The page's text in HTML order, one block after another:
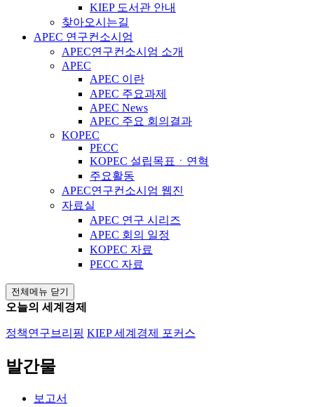
KIEP 도서관 안내
찾아오시는길
APEC 연구컨소시엄
APEC연구컨소시엄 소개
APEC
APEC 이란
APEC 주요과제
APEC News
APEC 주요 회의결과
KOPEC
PECC
KOPEC 설립목표ㆍ연혁
주요활동
APEC연구컨소시엄 웹진
자료실
APEC 연구 시리즈
APEC 회의 일정
KOPEC 자료
PECC 자료
전체메뉴 닫기
오늘의 세계경제
정책연구브리핑 KIEP 세계경제 포커스
발간물
보고서